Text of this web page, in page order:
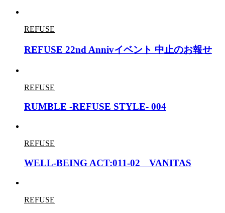
REFUSE
REFUSE 22nd Annivイベント 中止のお報せ
REFUSE
RUMBLE -REFUSE STYLE- 004
REFUSE
WELL-BEING ACT:011-02 VANITAS
REFUSE